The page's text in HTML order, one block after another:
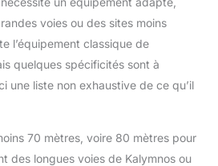
voies ou des sites moins
l’équipement classique de
quelques spécificités sont à
une liste non exhaustive de ce qu’il
70 mètres, voire 80 mètres pour
des longues voies de Kalymnos ou